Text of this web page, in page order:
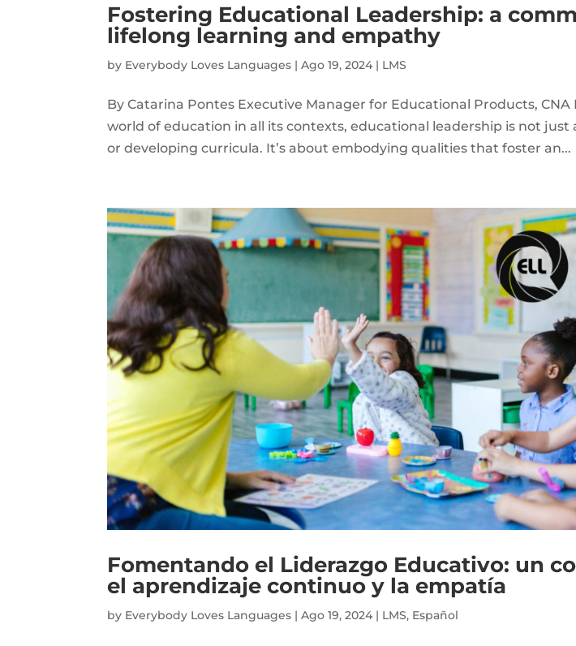
Fostering Educational Leadership: a
lifelong learning and empathy
by Everybody Loves Languages | Ago 19, 2024 | LMS
By Catarina Pontes Executive Manager for Educational Products,
world of education in all its contexts, educational leadership is not
or developing curricula. It’s about embodying qualities that foster an...
Fomentando el Liderazgo Educativo: un
el aprendizaje continuo y la empatía
by Everybody Loves Languages | Ago 19, 2024 | LMS, Español